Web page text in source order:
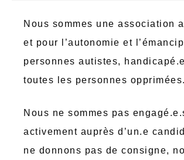
Nous sommes une association
et pour l’autonomie et
personnes autistes,
toutes les personnes opprimées.
Nous ne sommes pas
activement auprès d’un.e
ne donnons pas de consigne,